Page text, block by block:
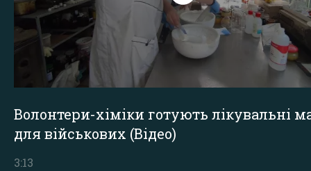
Волонтери-хіміки готують лікувальні
для військових (Відео)
3:13